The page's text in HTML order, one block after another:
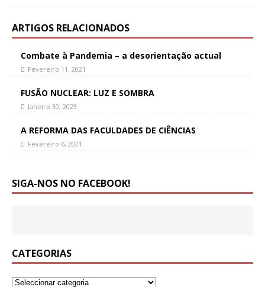
ARTIGOS RELACIONADOS
Combate à Pandemia – a desorientação actual
Fevereiro 11, 2021
FUSÃO NUCLEAR: LUZ E SOMBRA
Janeiro 30, 2023
A REFORMA DAS FACULDADES DE CIÊNCIAS
Fevereiro 6, 2021
SIGA-NOS NO FACEBOOK!
CATEGORIAS